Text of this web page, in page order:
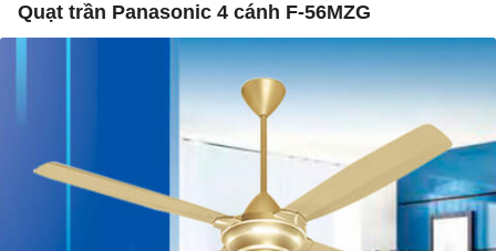
Quạt trần Panasonic 4 cánh F-56MZG